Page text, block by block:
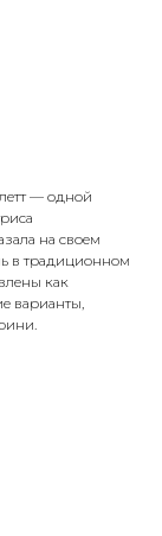
— одной
на своем
в традиционном
как
варианты,